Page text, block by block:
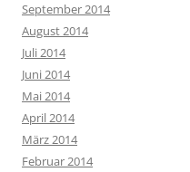
September 2014
August 2014
Juli 2014
Juni 2014
Mai 2014
April 2014
März 2014
Februar 2014